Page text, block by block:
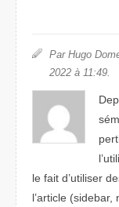
Par Hugo
2022 à 11:49.
le fait d’utiliser
l’article